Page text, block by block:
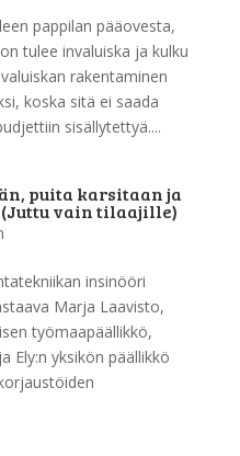
pappilan pääovesta,
tulee invaluiska ja kulku
rakentaminen
koska sitä ei saada
sisällytettyä....
puita karsitaan ja
vain tilaajille)
insinööri
Marja Laavisto,
työmaapäällikkö,
Ely:n yksikön päällikkö